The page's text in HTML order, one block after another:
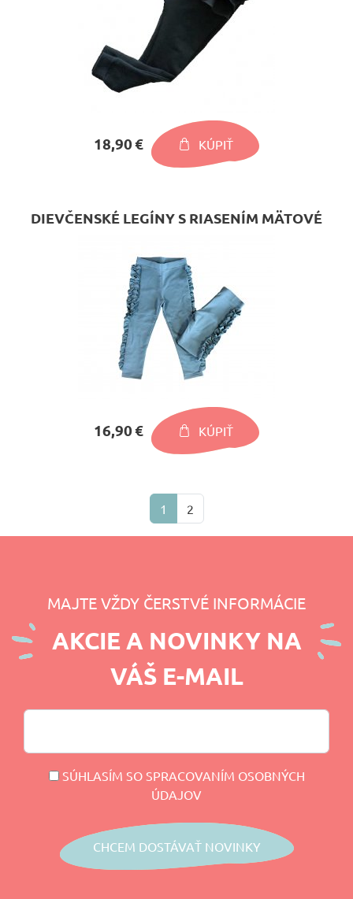
18,90 € KÚPIŤ
DIEVČENSKÉ LEGÍNY S RIASENÍM MÄTOVÉ
16,90 € KÚPIŤ
1 2
MAJTE VŽDY ČERSTVÉ INFORMÁCIE
AKCIE A NOVINKY NA
VÁŠ E-MAIL
SÚHLASÍM SO SPRACOVANÍM OSOBNÝCH
ÚDAJOV
CHCEM DOSTÁVAŤ NOVINKY